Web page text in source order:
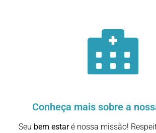
Conheça mais sobre a
Seu bem estaré nossa missão!